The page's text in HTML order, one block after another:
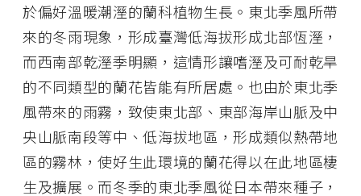
於偏好溫暖潮溼的蘭科植物生長。東北季風所帶
來的冬雨現象，形成臺灣低海拔形成北部恆溼，
而西南部乾溼季明顯，這情形讓嗜溼及可耐乾旱
的不同類型的蘭花皆能有所居處。也由於東北季
風帶來的雨霧，致使東北部、東部海岸山脈及中
央山脈南段等中、低海拔地區，形成類似熱帶地
區的霧林，使好生此環境的蘭花得以在此地區棲
生及擴展。而冬季的東北季風從日本帶來種子，